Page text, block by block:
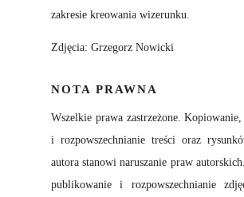
zakresie kreowania wizerunku.
Zdjęcia: Grzegorz Nowicki
NOTA PRAWNA
Wszelkie prawa zastrzeżone.
i rozpowszechnianie treści oraz
autora stanowi naruszanie praw
publikowanie i rozpowszechnianie